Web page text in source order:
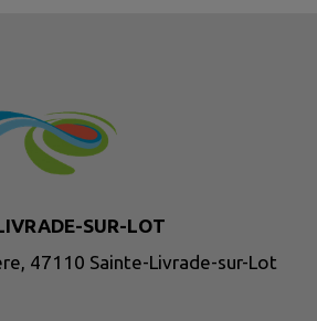
SUR-LOT
47110 Sainte-Livrade-sur-Lot